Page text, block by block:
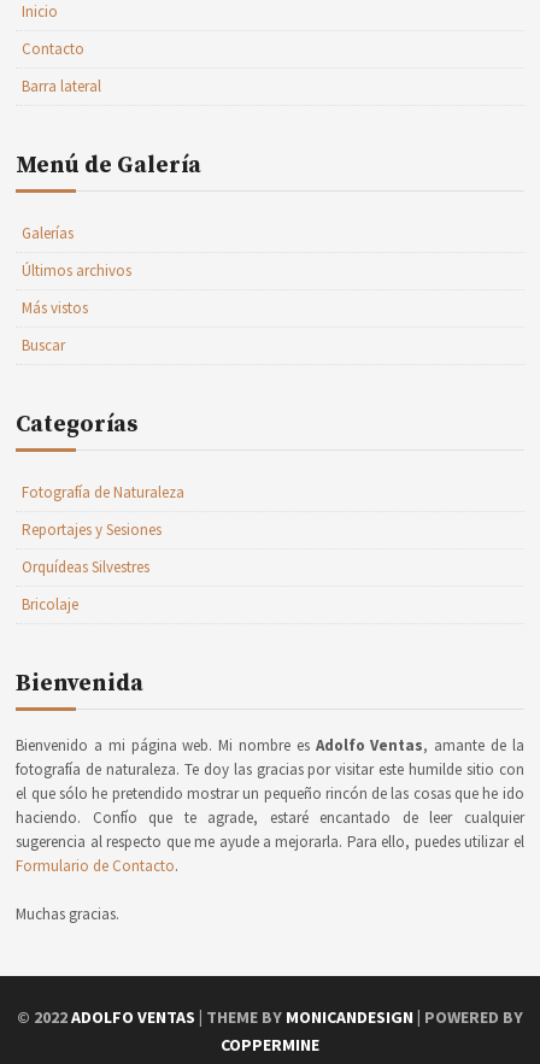
Inicio
Contacto
Barra lateral
Menú de Galería
Galerías
Últimos archivos
Más vistos
Buscar
Categorías
Fotografía de Naturaleza
Reportajes y Sesiones
Orquídeas Silvestres
Bricolaje
Bienvenida
Bienvenido a mi página web. Mi nombre es Adolfo Ventas, amante de la
fotografía de naturaleza. Te doy las gracias por visitar este humilde sitio con
el que sólo he pretendido mostrar un pequeño rincón de las cosas que he ido
haciendo. Confío que te agrade, estaré encantado de leer cualquier
sugerencia al respecto que me ayude a mejorarla. Para ello, puedes utilizar el
Formulario de Contacto.
Muchas gracias.
© 2022ADOLFO VENTAS | THEME BY MONICANDESIGN | POWERED BY
COPPERMINE